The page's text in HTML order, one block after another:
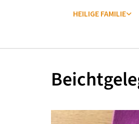
HEILIGE FAMILIE